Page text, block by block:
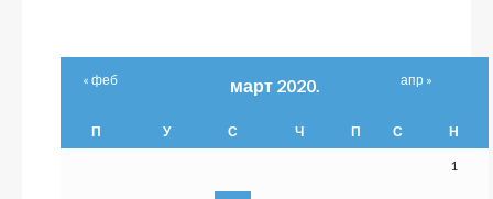
март 2020.
П У С Ч П С Н
1
« феб апр »